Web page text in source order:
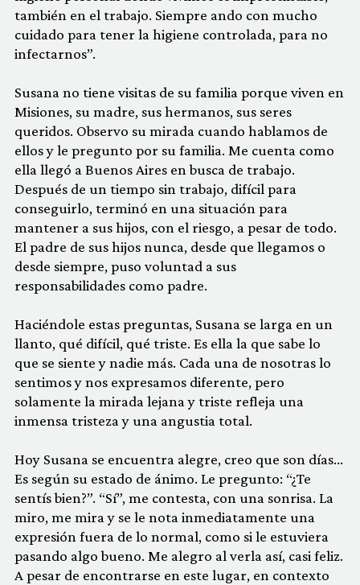
también en el trabajo. Siempre ando con mucho
cuidado para tener la higiene controlada, para no
infectarnos”.
Susana no tiene visitas de su familia porque viven en
Misiones, su madre, sus hermanos, sus seres
queridos. Observo su mirada cuando hablamos de
ellos y le pregunto por su familia. Me cuenta como
ella llegó a Buenos Aires en busca de trabajo.
Después de un tiempo sin trabajo, difícil para
conseguirlo, terminó en una situación para
mantener a sus hijos, con el riesgo, a pesar de todo.
El padre de sus hijos nunca, desde que llegamos o
desde siempre, puso voluntad a sus
responsabilidades como padre.
Haciéndole estas preguntas, Susana se larga en un
llanto, qué difícil, qué triste. Es ella la que sabe lo
que se siente y nadie más. Cada una de nosotras lo
sentimos y nos expresamos diferente, pero
solamente la mirada lejana y triste refleja una
inmensa tristeza y una angustia total.
Hoy Susana se encuentra alegre, creo que son días…
Es según su estado de ánimo. Le pregunto: “¿Te
sentís bien?”. “Sí”, me contesta, con una sonrisa. La
miro, me mira y se le nota inmediatamente una
expresión fuera de lo normal, como si le estuviera
pasando algo bueno. Me alegro al verla así, casi feliz.
A pesar de encontrarse en este lugar, en contexto